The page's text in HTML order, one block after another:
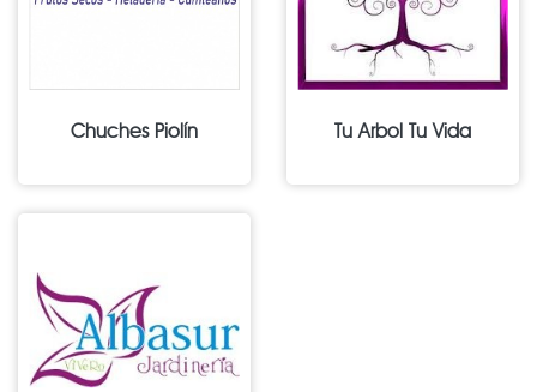
Chuches Piolín Tu Arbol Tu Vida